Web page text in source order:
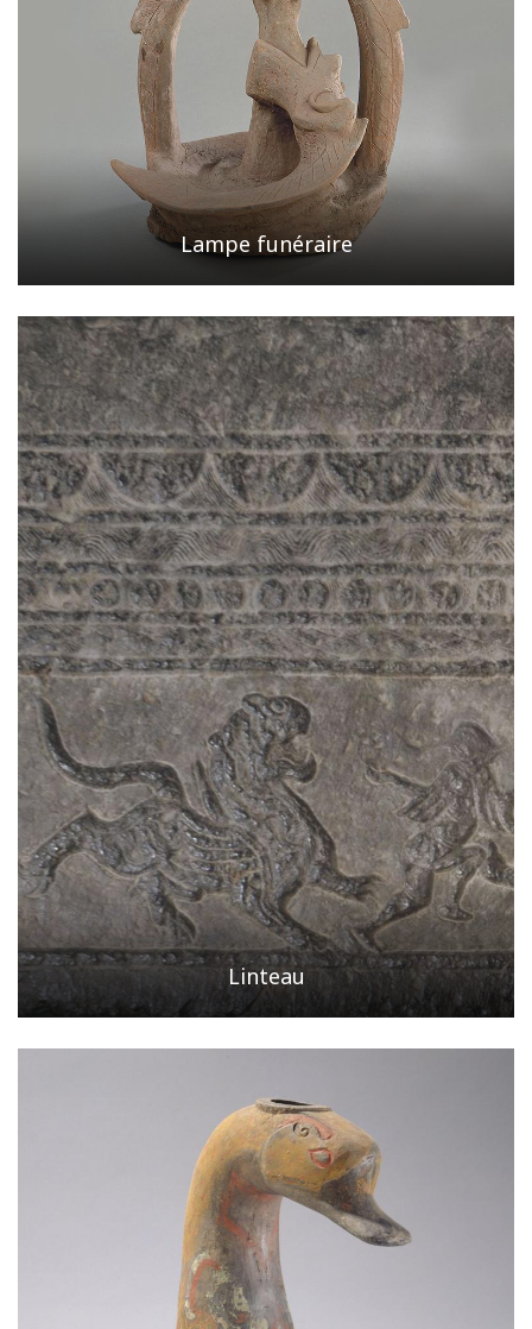
Lampe funéraire
Linteau